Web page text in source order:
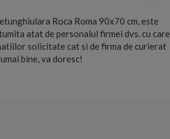
Roca Roma 90x70 cm, este
atat de personalul firmei dvs. cu care
solicitate cat si de firma de curierat
bine, va doresc!